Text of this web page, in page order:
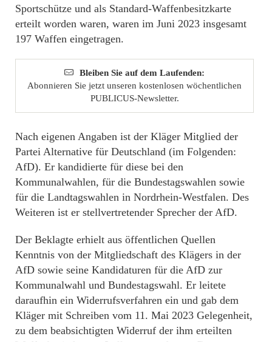
Sportschütze und als Standard-Waffenbesitzkarte
erteilt worden waren, waren im Juni 2023 insgesamt
197 Waffen eingetragen.
Bleiben Sie auf dem Laufenden:
Abonnieren Sie jetzt unseren kostenlosen wöchentlichen
PUBLICUS-Newsletter.
Nach eigenen Angaben ist der Kläger Mitglied der
Partei Alternative für Deutschland (im Folgenden:
AfD). Er kandidierte für diese bei den
Kommunalwahlen, für die Bundestagswahlen sowie
für die Landtagswahlen in Nordrhein-Westfalen. Des
Weiteren ist er stellvertretender Sprecher der AfD.
Der Beklagte erhielt aus öffentlichen Quellen
Kenntnis von der Mitgliedschaft des Klägers in der
AfD sowie seine Kandidaturen für die AfD zur
Kommunalwahl und Bundestagswahl. Er leitete
daraufhin ein Widerrufsverfahren ein und gab dem
Kläger mit Schreiben vom 11. Mai 2023 Gelegenheit,
zu dem beabsichtigten Widerruf der ihm erteilten